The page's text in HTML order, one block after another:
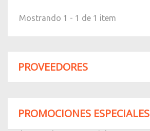
Mostrando 1 - 1 de 1 item
PROVEEDORES
PROMOCIONES ESPECIALES